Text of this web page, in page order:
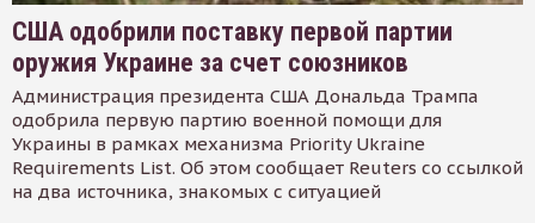
США одобрили поставку первой партии
оружия Украине за счет союзников
Администрация президента США Дональда Трампа
одобрила первую партию военной помощи для
Украины в рамках механизма Priority Ukraine
Requirements List. Об этом сообщает Reuters со ссылкой
на два источника, знакомых с ситуацией